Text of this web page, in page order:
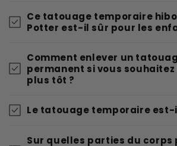
Ce tatouage temporaire
Potter est-il sûr pour les
Comment enlever un
permanent si vous
plus tôt ?
Le tatouage temporaire est-
Sur quelles parties du corps